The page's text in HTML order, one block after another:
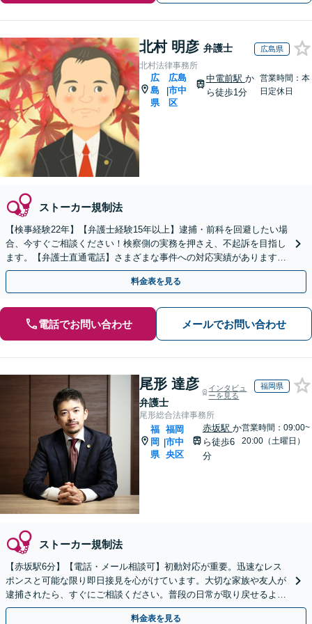
北村 明彦 弁護士 広島県
北村法律事務所
広
島
県
|
広島
市中
区
中電前駅 か
ら徒歩1分
営業時間：本
日定休日
ストーカー規制法
【検事経験22年】【弁護士経験15年以上】逮捕・前科を回避したい場
合、今すぐご相談ください！検察側の実務を押さえ、不起訴を目指し
ます。【弁護士直通電話】さまざまな事件への対応実績があります。
【秘密厳守】【中電前電停から徒歩1分】
料金表を見る
電話でお問い合わせ メールでお問い合わせ
尾形 達彦
弁護士
インタビュ
ーを見る
福岡県
尾形総合法律事務所
福
岡
県
|
福岡
市中
央区
赤坂駅 か
ら徒歩6
分
営業時間：09:00~
20:00（土曜日）
ストーカー規制法
【赤坂駅6分】【電話・メール相談可】初動対応が重要。迅速なレス
ポンスと可能な限り即日接見を心がけています。大切な家族や友人が
逮捕されたら、すぐにご相談ください。普段の日常が取り戻せるよう
尽力します。【休日・夜間面談可】
料金表を見る